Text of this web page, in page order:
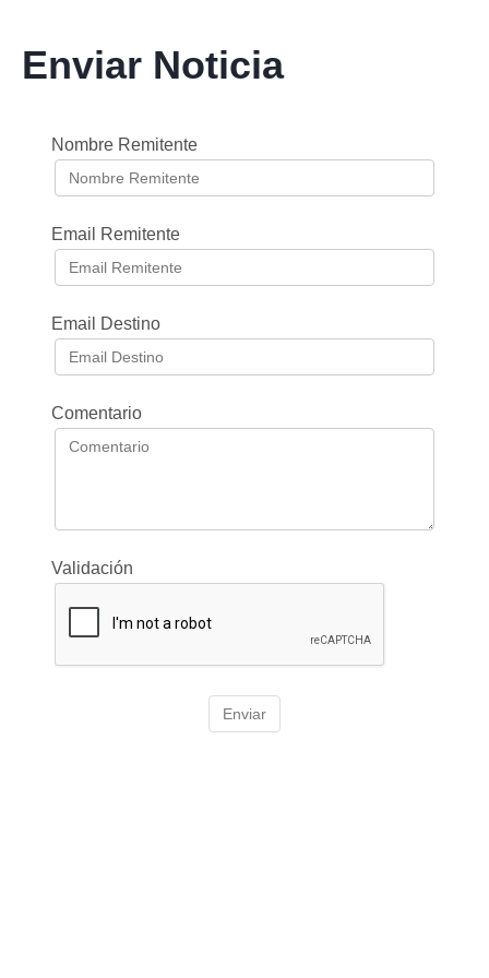
Enviar Noticia
Nombre Remitente
Email Remitente
Email Destino
Comentario
Validación